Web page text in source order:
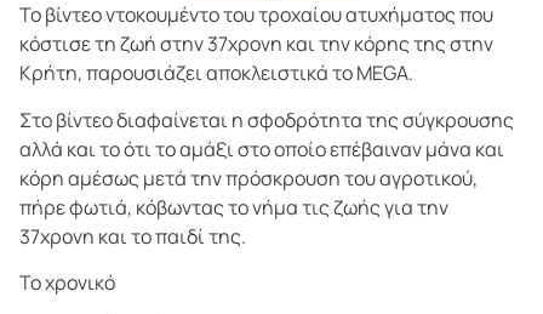
Το βίντεο ντοκουμέντο του τροχαίου ατυχήματος που
κόστισε τη ζωή στην 37χρονη και την κόρης της στην
Κρήτη, παρουσιάζει αποκλειστικά το MEGA.
Στο βίντεο διαφαίνεται η σφοδρότητα της σύγκρουσης
αλλά και το ότι το αμάξι στο οποίο επέβαιναν μάνα και
κόρη αμέσως μετά την πρόσκρουση του αγροτικού,
πήρε φωτιά, κόβωντας το νήμα τις ζωής για την
37χρονη και το παιδί της.
Το χρονικό